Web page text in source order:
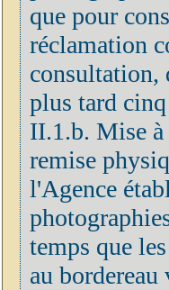
que pour
réclamation
consultation,
plus tard
II.1.b. Mise à
remise
l'Agence
temps que
au